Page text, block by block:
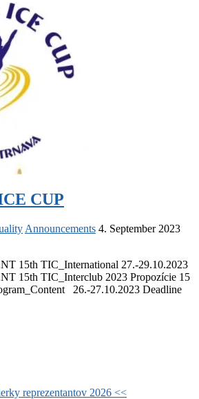
CUP
Announcements 4. September 2023
15th TIC_International 27.-29.10.2023
15th TIC_Interclub 2023 Propozície 15
26.-27.10.2023 Deadline
reprezentantov 2026 <<